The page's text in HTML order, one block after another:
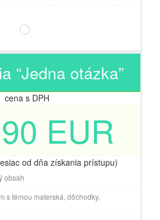
“Jedna otázka”
cena s DPH
EUR
od dňa získania prístupu)
obsah
s témou materská, dôchodky,